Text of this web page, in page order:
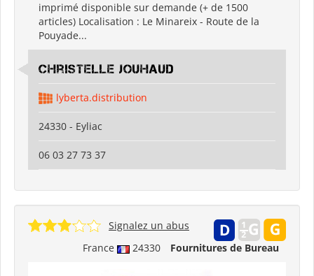
imprimé disponible sur demande (+ de 1500
articles) Localisation : Le Minareix - Route de la
Pouyade...
Christelle Jouhaud
lyberta.distribution
24330 - Eyliac
06 03 27 73 37
France 24330 Fournitures de Bureau
Signalez un abus